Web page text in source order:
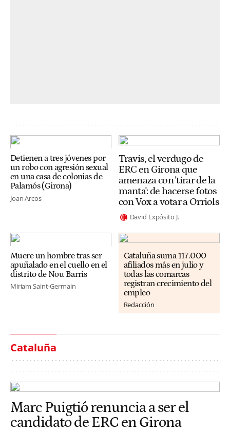
Detienen a tres jóvenes por
un robo con agresión sexual
en una casa de colonias de
Palamós (Girona)
Joan Arcos
Travis, el verdugo de
ERC en Girona que
amenaza con 'tirar de la
manta': de hacerse fotos
con Vox a votar a Orriols
David Expósito J.
Muere un hombre tras ser
apuñalado en el cuello en el
distrito de Nou Barris
Miriam Saint-Germain
Cataluña suma 117.000
afiliados más en julio y
todas las comarcas
registran crecimiento del
empleo
Redacción
Cataluña
Marc Puigtió renuncia a ser el
candidato de ERC en Girona